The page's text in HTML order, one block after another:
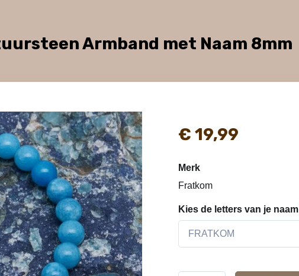
Armband met Naam 8mm
€ 19,99
Merk
Fratkom
Kies de letters van je naam